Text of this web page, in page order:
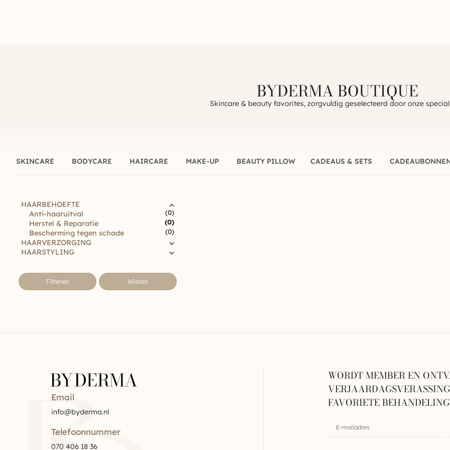
BYDERMA BOUTIQUE
Skincare & beauty favorites, zorgvuldig geselecteerd door onze
SKINCARE BODYCARE HAIRCARE MAKE-UP BEAUTY PILLOW CADEAUS & SETS
HAARBEHOEFTE
Anti-haaruitval
(0)
Herstel & Reparatie (0)
Bescherming tegen schade (0)
HAARVERZORGING
HAARSTYLING
Filteren Wissen
Email
info@byderma.nl
Telefoonnummer
070 406 18 36
WORDT MEMBER EN
FAVORIETE